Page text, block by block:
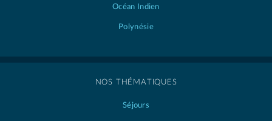
Océan Indien
Polynésie
NOS THÉMATIQUES
Séjours